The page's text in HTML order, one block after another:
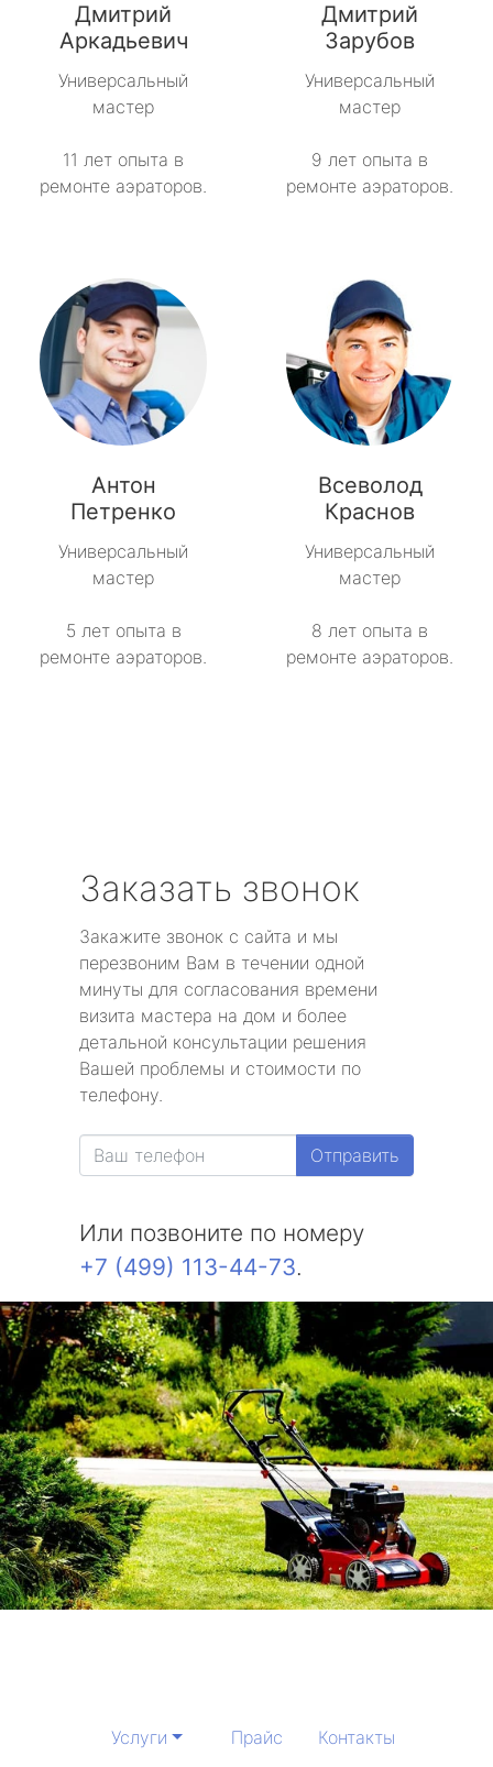
Дмитрий
Аркадьевич
Универсальный
мастер
11 лет опыта в
ремонте аэраторов.
Дмитрий
Зарубов
Универсальный
мастер
9 лет опыта в
ремонте аэраторов.
Антон
Петренко
Универсальный
мастер
5 лет опыта в
ремонте аэраторов.
Всеволод
Краснов
Универсальный
мастер
8 лет опыта в
ремонте аэраторов.
Заказать звонок
Закажите звонок с сайта и мы
перезвоним Вам в течении одной
минуты для согласования времени
визита мастера на дом и более
детальной консультации решения
Вашей проблемы и стоимости по
телефону.
Отправить
Или позвоните по номеру
+7 (499) 113-44-73.
Услуги Прайс Контакты